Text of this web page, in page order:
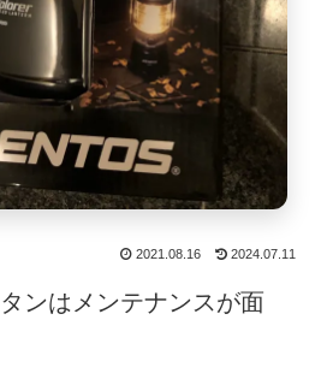
2021.08.16 2024.07.11
ンはメンテナンスが面